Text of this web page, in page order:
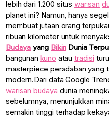
lebih dari 1.200 situs warisan
planet ini? Namun, hanya
membuat jutaan orang
ribuan kilometer untuk
Budaya yang Bikin Dunia
bangunan kuno atau tradisi
masterpiece peradaban yang
modern.Dari data Google
warisan budaya dunia
sebelumnya, menunjukkan
semakin tinggi terhadap